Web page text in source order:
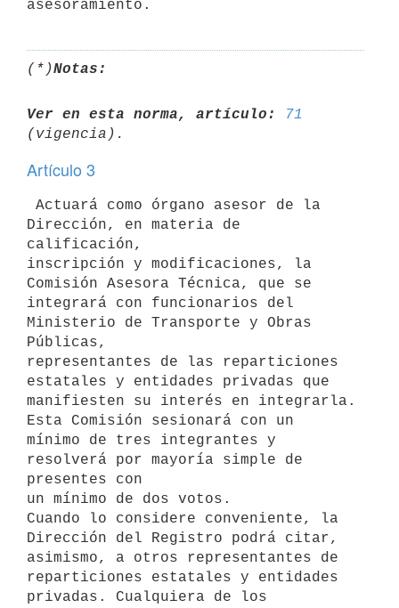
(*)Notas:
Ver en esta norma, artículo:
71
Artículo 3
Dirección, en materia de
calificación,
inscripción y modificaciones, la
Comisión Asesora Técnica, que se
integrará con funcionarios del
Ministerio de Transporte y Obras
Públicas,
representantes de las reparticiones
estatales y entidades privadas que
manifiesten su interés en integrarla.
Esta Comisión sesionará con un
mínimo de tres integrantes y
resolverá por mayoría simple de
presentes con
un mínimo de dos votos.
Cuando lo considere conveniente, la
Dirección del Registro podrá citar,
asimismo, a otros representantes de
reparticiones estatales y entidades
privadas. Cualquiera de los